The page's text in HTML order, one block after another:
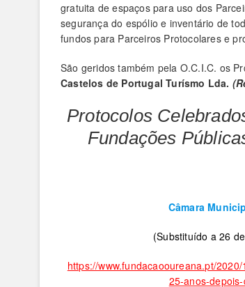
gratuita de espaços para uso dos
segurança do espólio e inventário de
fundos para Parceiros Protocolares e
São geridos também pela O.C.I.C. os
Castelos de Portugal Turísmo Lda.
Protocolos
Fundações
Câmara
(Substituído a 26
https://www.fundacaooureana.pt/
25-anos-